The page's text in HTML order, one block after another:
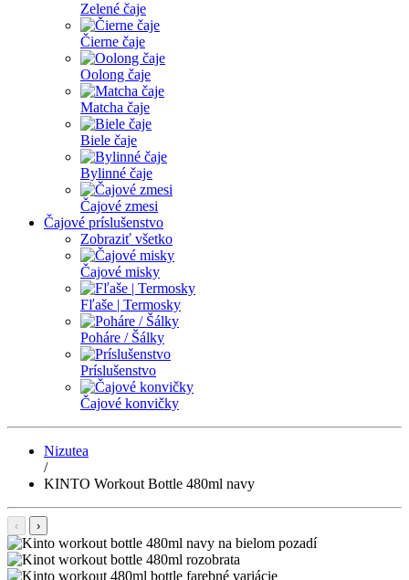
Zelené čaje
Čierne čaje
Oolong čaje
Matcha čaje
Biele čaje
Bylinné čaje
Čajové zmesi
Čajové príslušenstvo
Zobraziť všetko
Čajové misky
Fľaše | Termosky
Poháre / Šálky
Príslušenstvo
Čajové konvičky
Nizutea
/
KINTO Workout Bottle 480ml navy
‹ ›